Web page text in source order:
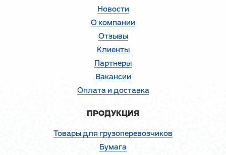
Новости
О компании
Отзывы
Клиенты
Партнеры
Вакансии
Оплата и доставка
ПРОДУКЦИЯ
Товары для грузоперевозчиков
Бумага